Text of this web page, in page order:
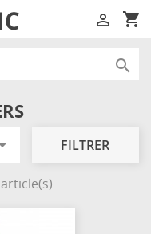
shopping_cart


FILTRER